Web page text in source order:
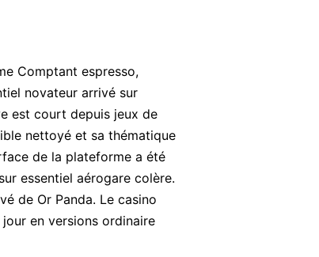
Comptant espresso,
novateur arrivé sur
est court depuis jeux de
nettoyé et sa thématique
de la plateforme a été
essentiel aérogare colère.
de Or Panda. Le casino
en versions ordinaire